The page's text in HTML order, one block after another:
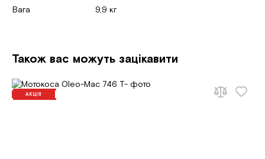
Вага 9,9 кг
Також вас можуть зацікавити
АКЦІЯ